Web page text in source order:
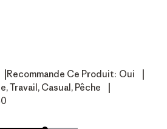
Recommande Ce Produit: Oui
Travail, Casual, Pêche